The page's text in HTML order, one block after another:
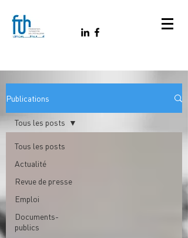
Publications
Tous les posts
Actualité
Revue de presse
Emploi
Documents-
publics
Tous les posts